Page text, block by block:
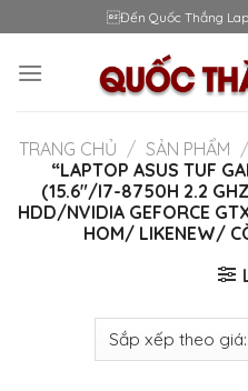
to
content
Đến Quốc Thắng
TRANG CHỦ / SẢN PHẨM /
“LAPTOP ASUS TUF
(15.6"/I7-8750H 2.2
HDD/NVIDIA GEFORCE
HOM/ LIKENEW/